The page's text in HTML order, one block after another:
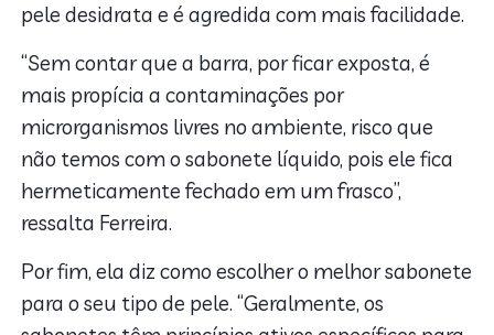
pele desidrata e é agredida com mais facilidade.
“Sem contar que a barra, por ficar exposta, é
mais propícia a contaminações por
microrganismos livres no ambiente, risco que
não temos com o sabonete líquido, pois ele fica
hermeticamente fechado em um frasco”,
ressalta Ferreira.
Por fim, ela diz como escolher o melhor sabonete
para o seu tipo de pele. “Geralmente, os